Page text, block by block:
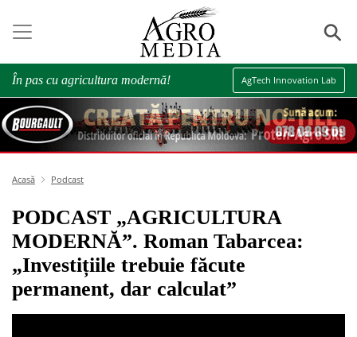
⚲
În pas cu agricultura modernă! AgTech Innovation Lab
Acasă Podcast
PODCAST „AGRICULTURA
MODERNĂ”. Roman Tabarcea:
„Investițiile trebuie făcute
permanent, dar calculat”